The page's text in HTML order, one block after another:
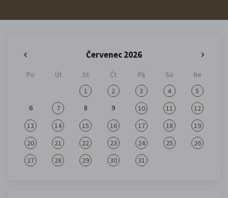
Červenec 2026
Po Út St Čt Pá So
Ne
1
2 3 4
5
6
7 8 9 10 11
12
13
14 15 16 17 18
19
20
21 22 23 24 25
26
27
28 29 30 31